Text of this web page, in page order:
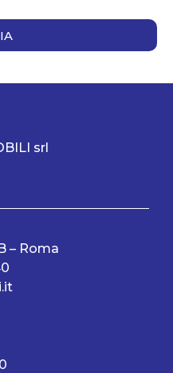
srl
– Roma